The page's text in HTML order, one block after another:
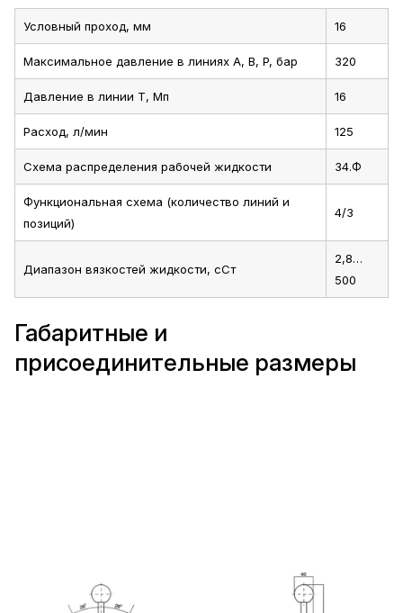
Условный проход, мм 16
Максимальное давление в линиях A, B, P, бар 320
Давление в линии T, Мп 16
Расход, л/мин 125
Схема распределения рабочей жидкости 34.Ф
Функциональная схема (количество линий и
позиций)
4/3
Диапазон вязкостей жидкости, сСт
2,8…
500
Габаритные и
присоединительные размеры